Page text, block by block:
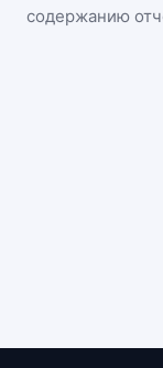
содержанию